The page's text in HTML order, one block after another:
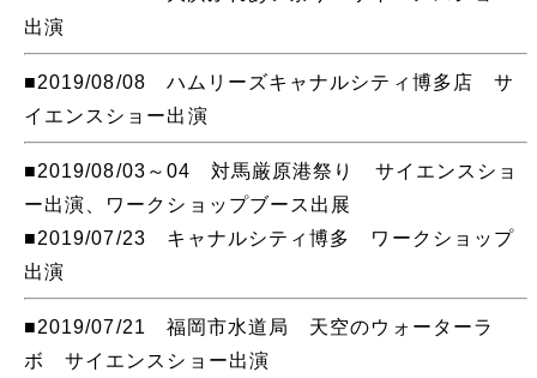
出演
■2019/08/08 ハムリーズキャナルシティ博多店 サ
イエンスショー出演
■2019/08/03～04 対馬厳原港祭り サイエンスショ
ー出演、ワークショップブース出展
■2019/07/23 キャナルシティ博多 ワークショップ
出演
■2019/07/21 福岡市水道局 天空のウォーターラ
ボ サイエンスショー出演